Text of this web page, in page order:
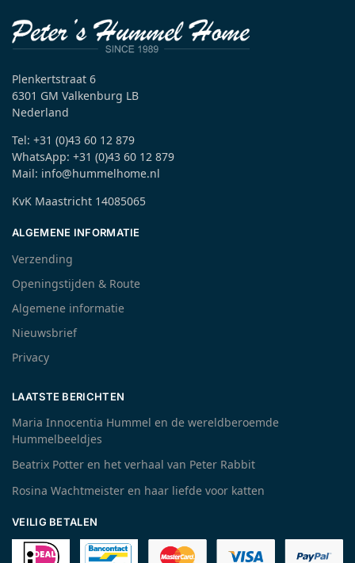
Plenkertstraat 6
6301 GM Valkenburg LB
Nederland
Tel: +31 (0)43 60 12 879
WhatsApp: +31 (0)43 60 12 879
Mail: info@hummelhome.nl
KvK Maastricht 14085065
ALGEMENE INFORMATIE
Verzending
Openingstijden & Route
Algemene informatie
Nieuwsbrief
Privacy
LAATSTE BERICHTEN
Maria Innocentia Hummel en de wereldberoemde
Hummelbeeldjes
Beatrix Potter en het verhaal van Peter Rabbit
Rosina Wachtmeister en haar liefde voor katten
VEILIG BETALEN